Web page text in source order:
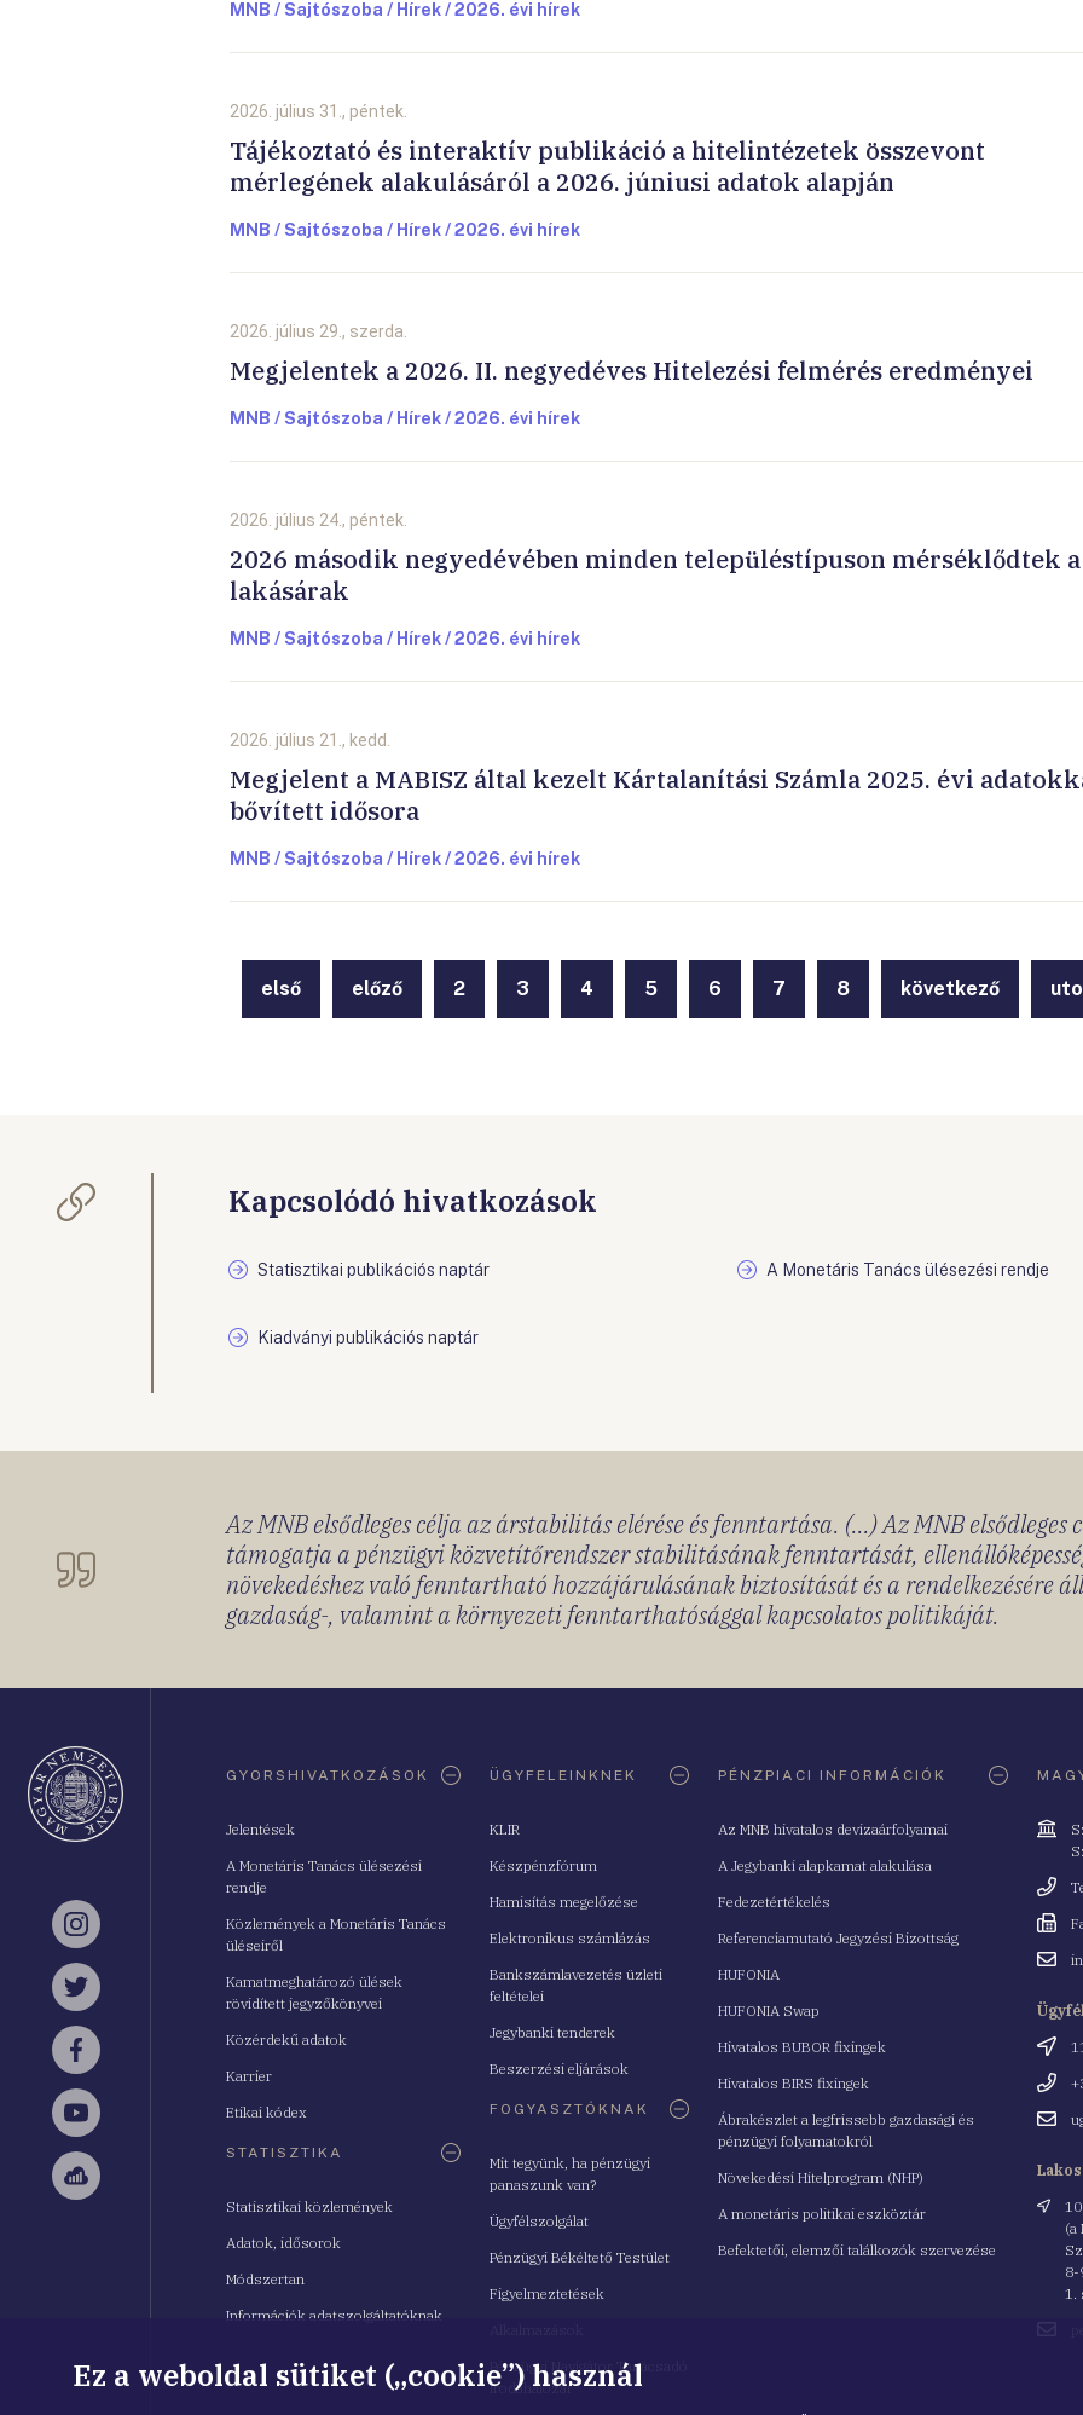
MNB / Sajtószoba / Hírek / 2026. évi hírek
2026. július 31., péntek.
Tájékoztató és interaktív publikáció a hitelintézetek összevont
mérlegének alakulásáról a 2026. júniusi adatok alapján
MNB / Sajtószoba / Hírek / 2026. évi hírek
2026. július 29., szerda.
Megjelentek a 2026. II. negyedéves Hitelezési felmérés eredményei
MNB / Sajtószoba / Hírek / 2026. évi hírek
2026. július 24., péntek.
2026 második negyedévében minden településtípuson mérséklődtek a
lakásárak
MNB / Sajtószoba / Hírek / 2026. évi hírek
2026. július 21., kedd.
Megjelent a MABISZ által kezelt Kártalanítási Számla 2025. évi
bővített idősora
MNB / Sajtószoba / Hírek / 2026. évi hírek
első előző 2 3 4 5 6 7 8 következő
Kapcsolódó hivatkozások
Statisztikai publikációs naptár A Monetáris Tanács ülésezési rendje
Kiadványi publikációs naptár
Az MNB elsődleges célja az árstabilitás elérése és fenntartása. (...) Az MNB elsődleges
támogatja a pénzügyi közvetítőrendszer stabilitásának fenntartását,
növekedéshez való fenntartható hozzájárulásának biztosítását és a rendelkezésére
gazdaság-, valamint a környezeti fenntarthatósággal kapcsolatos politikáját.
Instagram
Twitter
Facebook
YouTube
Sellsy
GYORSHIVATKOZÁSOK
Jelentések
A Monetáris Tanács ülésezési
rendje
Közlemények a Monetáris Tanács
üléseiről
Kamatmeghatározó ülések
rövidített jegyzőkönyvei
Közérdekű adatok
Karrier
Etikai kódex
STATISZTIKA
Statisztikai közlemények
Adatok, idősorok
Módszertan
Információk adatszolgáltatóknak
ÜGYFELEINKNEK
KLIR
Készpénzfórum
Hamisítás megelőzése
Elektronikus számlázás
Bankszámlavezetés üzleti
feltételei
Jegybanki tenderek
Beszerzési eljárások
FOGYASZTÓKNAK
Mit tegyünk, ha pénzügyi
panaszunk van?
Ügyfélszolgálat
Pénzügyi Békéltető Testület
Figyelmeztetések
Pénzügyi Navigátor Tanácsadó
Irodahálózat
PÉNZPIACI INFORMÁCIÓK
Az MNB hivatalos devizaárfolyamai
A Jegybanki alapkamat alakulása
Fedezetértékelés
Referenciamutató Jegyzési Bizottság
HUFONIA
HUFONIA Swap
Hivatalos BUBOR fixingek
Hivatalos BIRS fixingek
Ábrakészlet a legfrissebb gazdasági és
pénzügyi folyamatokról
Növekedési Hitelprogram (NHP)
A monetáris politikai eszköztár
Befektetői, elemzői találkozók szervezése
Cím
Fax
Email
Cím
Email
Cím
(a
8-
1.
Ez a weboldal sütiket („cookie”) használ